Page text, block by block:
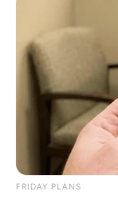
FRIDAY PLANS